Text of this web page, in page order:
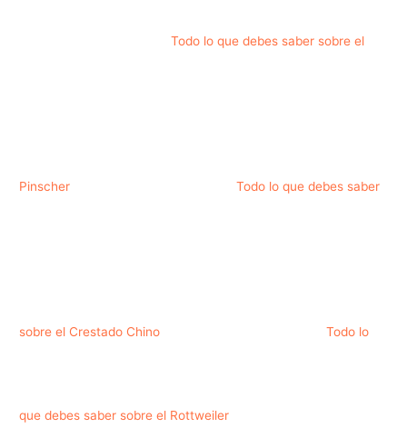
Todo lo que debes saber sobre el
Pinscher Todo lo que debes saber
sobre el Crestado Chino Todo lo
que debes saber sobre el Rottweiler